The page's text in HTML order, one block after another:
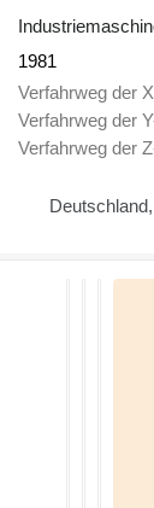
1981
Verfahrweg der
Verfahrweg der
Verfahrweg der